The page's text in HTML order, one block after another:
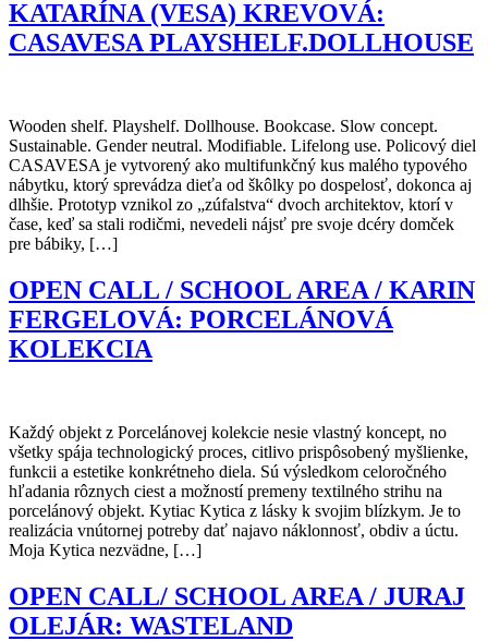
KATARÍNA (VESA) KREVOVÁ:
CASAVESA PLAYSHELF.DOLLHOUSE
Wooden shelf. Playshelf. Dollhouse. Bookcase. Slow concept.
Sustainable. Gender neutral. Modifiable. Lifelong use. Policový diel
CASAVESA je vytvorený ako multifunkčný kus malého typového
nábytku, ktorý sprevádza dieťa od škôlky po dospelosť, dokonca aj
dlhšie. Prototyp vznikol zo „zúfalstva“ dvoch architektov, ktorí v
čase, keď sa stali rodičmi, nevedeli nájsť pre svoje dcéry domček
pre bábiky, […]
OPEN CALL / SCHOOL AREA / KARIN
FERGELOVÁ: PORCELÁNOVÁ
KOLEKCIA
Každý objekt z Porcelánovej kolekcie nesie vlastný koncept, no
všetky spája technologický proces, citlivo prispôsobený myšlienke,
funkcii a estetike konkrétneho diela. Sú výsledkom celoročného
hľadania rôznych ciest a možností premeny textilného strihu na
porcelánový objekt. Kytiac Kytica z lásky k svojim blízkym. Je to
realizácia vnútornej potreby dať najavo náklonnosť, obdiv a úctu.
Moja Kytica nezvädne, […]
OPEN CALL/ SCHOOL AREA / JURAJ
OLEJÁR: WASTELAND